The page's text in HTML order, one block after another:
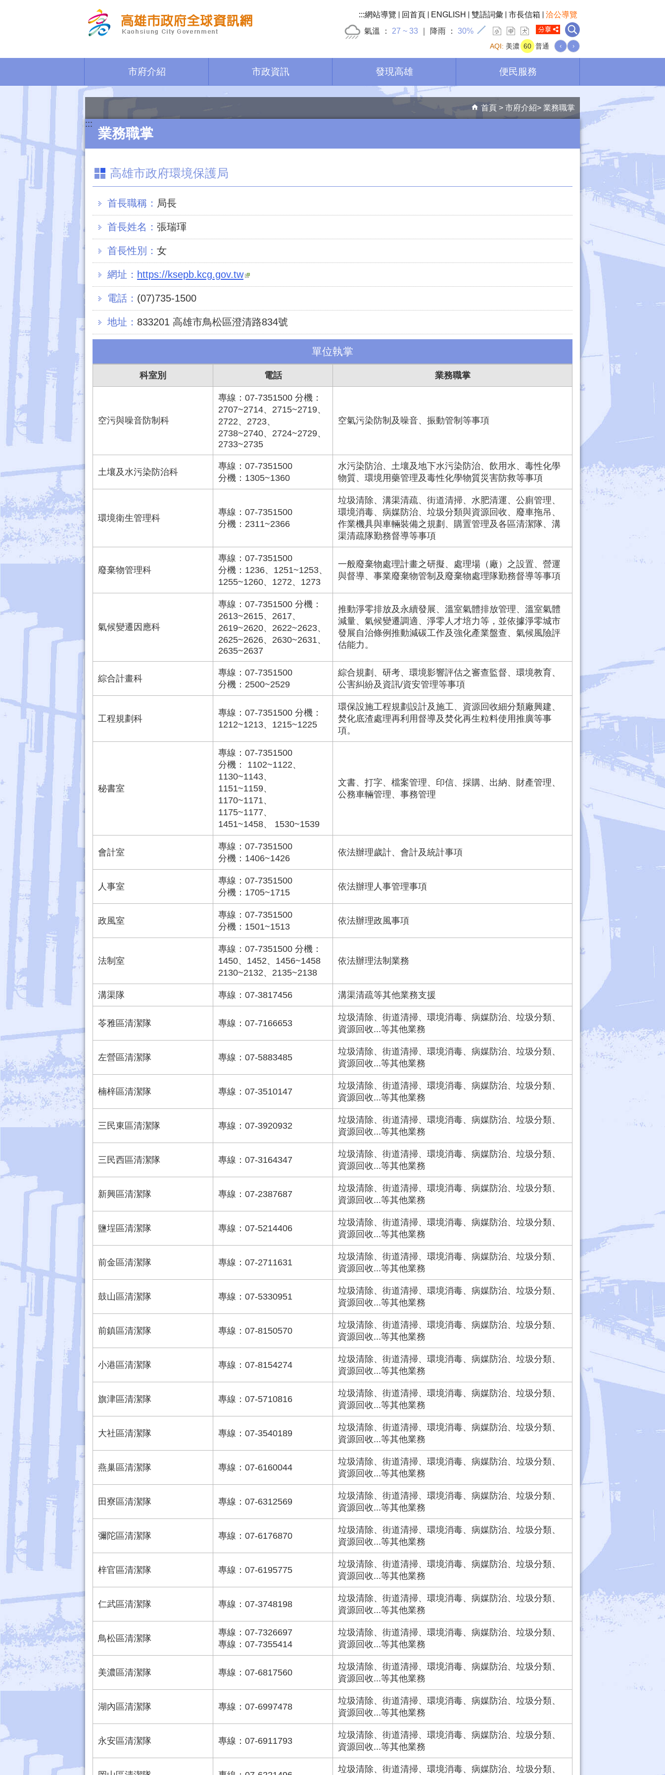
:::網站導覽 回首頁 ENGLISH 雙語詞彙 市長信箱
洽公導覽
氣溫
27 ~ 33 降雨 30%
AQI: 美濃 60 普通 ‹ ›
市府介紹 市政資訊 發現高雄 便民服務
:::
首頁 市府介紹 業務職掌
業務職掌
高雄市政府環境保護局
首長職稱： 局長
首長姓名： 張瑞琿
首長性別： 女
網址： https://ksepb.kcg.gov.tw
電話： (07)735-1500
地址： 833201 高雄市鳥松區澄清路834號
單位執掌
科室別 電話 業務職掌
空污與噪音防制科
專線：07-7351500 分機：
2707~2714、2715~2719、
2722、2723、
2738~2740、2724~2729、
2733~2735
空氣污染防制及噪音、振動管制等事項
土壤及水污染防治科
專線：07-7351500
分機：1305~1360
水污染防治、土壤及地下水污染防治、飲用水、毒性化學
物質、環境用藥管理及毒性化學物質災害防救等事項
環境衛生管理科
專線：07-7351500
分機：2311~2366
垃圾清除、溝渠清疏、街道清掃、水肥清運、公廁管理、
環境消毒、病媒防治、垃圾分類與資源回收、廢車拖吊、
作業機具與車輛裝備之規劃、購置管理及各區清潔隊、溝
渠清疏隊勤務督導等事項
廢棄物管理科
專線：07-7351500
分機：1236、1251~1253、
1255~1260、1272、1273
一般廢棄物處理計畫之研擬、處理場（廠）之設置、營運
與督導、事業廢棄物管制及廢棄物處理隊勤務督導等事項
氣候變遷因應科
專線：07-7351500 分機：
2613~2615、2617、
2619~2620、2622~2623、
2625~2626、2630~2631、
2635~2637
推動淨零排放及永續發展、溫室氣體排放管理、溫室氣體
減量、氣候變遷調適、淨零人才培力等，並依據淨零城市
發展自治條例推動減碳工作及強化產業盤查、氣候風險評
估能力。
綜合計畫科
專線：07-7351500
分機：2500~2529
綜合規劃、研考、環境影響評估之審查監督、環境教育、
公害糾紛及資訊/資安管理等事項
工程規劃科
專線：07-7351500 分機：
1212~1213、1215~1225
環保設施工程規劃設計及施工、資源回收細分類廠興建、
焚化底渣處理再利用督導及焚化再生粒料使用推廣等事
項。
秘書室
專線：07-7351500
分機： 1102~1122、
1130~1143、
1151~1159、
1170~1171、
1175~1177、
1451~1458、 1530~1539
文書、打字、檔案管理、印信、採購、出納、財產管理、
公務車輛管理、事務管理
會計室
專線：07-7351500
分機：1406~1426
依法辦理歲計、會計及統計事項
人事室
專線：07-7351500
分機：1705~1715
依法辦理人事管理事項
政風室
專線：07-7351500
分機：1501~1513
依法辦理政風事項
法制室
專線：07-7351500 分機：
1450、1452、1456~1458
2130~2132、2135~2138
依法辦理法制業務
溝渠隊 專線：07-3817456 溝渠清疏等其他業務支援
苓雅區清潔隊 專線：07-7166653
垃圾清除、街道清掃、環境消毒、病媒防治、垃圾分類、
資源回收...等其他業務
左營區清潔隊 專線：07-5883485
垃圾清除、街道清掃、環境消毒、病媒防治、垃圾分類、
資源回收...等其他業務
楠梓區清潔隊 專線：07-3510147
垃圾清除、街道清掃、環境消毒、病媒防治、垃圾分類、
資源回收...等其他業務
三民東區清潔隊 專線：07-3920932
垃圾清除、街道清掃、環境消毒、病媒防治、垃圾分類、
資源回收...等其他業務
三民西區清潔隊 專線：07-3164347
垃圾清除、街道清掃、環境消毒、病媒防治、垃圾分類、
資源回收...等其他業務
新興區清潔隊 專線：07-2387687
垃圾清除、街道清掃、環境消毒、病媒防治、垃圾分類、
資源回收...等其他業務
鹽埕區清潔隊 專線：07-5214406
垃圾清除、街道清掃、環境消毒、病媒防治、垃圾分類、
資源回收...等其他業務
前金區清潔隊 專線：07-2711631
垃圾清除、街道清掃、環境消毒、病媒防治、垃圾分類、
資源回收...等其他業務
鼓山區清潔隊 專線：07-5330951
垃圾清除、街道清掃、環境消毒、病媒防治、垃圾分類、
資源回收...等其他業務
前鎮區清潔隊 專線：07-8150570
垃圾清除、街道清掃、環境消毒、病媒防治、垃圾分類、
資源回收...等其他業務
小港區清潔隊 專線：07-8154274
垃圾清除、街道清掃、環境消毒、病媒防治、垃圾分類、
資源回收...等其他業務
旗津區清潔隊 專線：07-5710816
垃圾清除、街道清掃、環境消毒、病媒防治、垃圾分類、
資源回收...等其他業務
大社區清潔隊 專線：07-3540189
垃圾清除、街道清掃、環境消毒、病媒防治、垃圾分類、
資源回收...等其他業務
燕巢區清潔隊 專線：07-6160044
垃圾清除、街道清掃、環境消毒、病媒防治、垃圾分類、
資源回收...等其他業務
田寮區清潔隊 專線：07-6312569
垃圾清除、街道清掃、環境消毒、病媒防治、垃圾分類、
資源回收...等其他業務
彌陀區清潔隊 專線：07-6176870
垃圾清除、街道清掃、環境消毒、病媒防治、垃圾分類、
資源回收...等其他業務
梓官區清潔隊 專線：07-6195775
垃圾清除、街道清掃、環境消毒、病媒防治、垃圾分類、
資源回收...等其他業務
仁武區清潔隊 專線：07-3748198
垃圾清除、街道清掃、環境消毒、病媒防治、垃圾分類、
資源回收...等其他業務
鳥松區清潔隊
專線：07-7326697
專線：07-7355414
垃圾清除、街道清掃、環境消毒、病媒防治、垃圾分類、
資源回收...等其他業務
美濃區清潔隊 專線：07-6817560
垃圾清除、街道清掃、環境消毒、病媒防治、垃圾分類、
資源回收...等其他業務
湖內區清潔隊 專線：07-6997478
垃圾清除、街道清掃、環境消毒、病媒防治、垃圾分類、
資源回收...等其他業務
永安區清潔隊 專線：07-6911793
垃圾清除、街道清掃、環境消毒、病媒防治、垃圾分類、
資源回收...等其他業務
垃圾清除、街道清掃、環境消毒、病媒防治、垃圾分類、